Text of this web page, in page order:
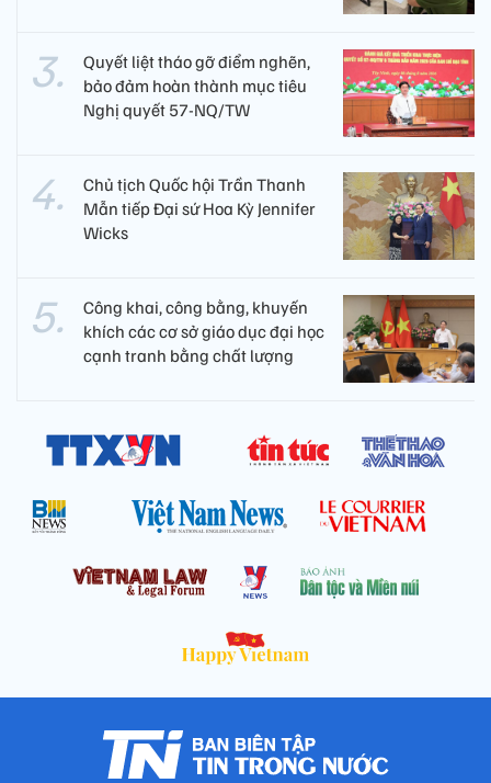
Quyết liệt tháo gỡ điểm nghẽn,
bảo đảm hoàn thành mục tiêu
Nghị quyết 57-NQ/TW
Chủ tịch Quốc hội Trần Thanh
Mẫn tiếp Đại sứ Hoa Kỳ Jennifer
Wicks
Công khai, công bằng, khuyến
khích các cơ sở giáo dục đại học
cạnh tranh bằng chất lượng​